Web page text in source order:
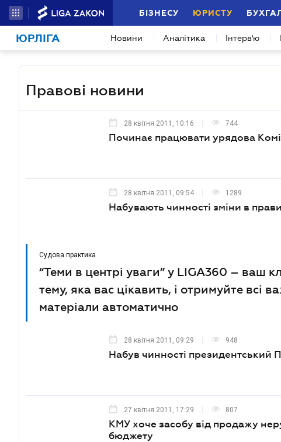
БІЗНЕСУ ЮРИСТУ
ЮРЛІГА Новини Аналітика Інтерв'ю
Правові новини
28 квітня 2011, 10:16 744
Починає працювати урядова
28 квітня 2011, 09:54 1289
Набувають чинності зміни в
Судова практика
“Теми в центрі уваги” у LIGA360 – ваш
тему, яка вас цікавить, і отримуйте всі
матеріали автоматично
28 квітня 2011, 09:29 948
Набув чинності
27 квітня 2011, 17:29 807
КМУ хоче засобу від продажу
бюджету